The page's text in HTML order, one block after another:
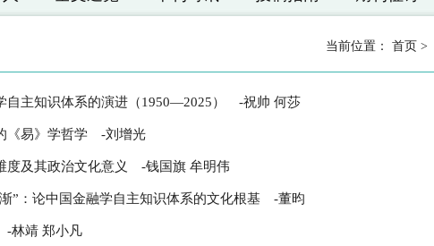
当前位置： 首页 >
自主知识体系的演进（1950—2025） -祝帅 何莎
《易》学哲学 -刘增光
度及其政治文化意义 -钱国旗 牟明伟
”：论中国金融学自主知识体系的文化根基 -董昀
-林靖 郑小凡